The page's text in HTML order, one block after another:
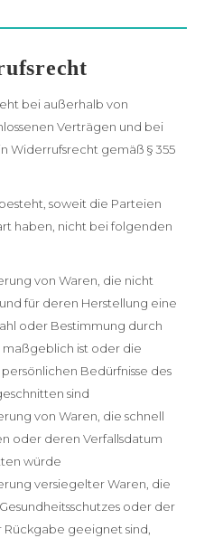
bei außerhalb von
Verträgen und bei
Widerrufsrecht gemäß § 355
soweit die Parteien
haben, nicht bei folgenden
von Waren, die nicht
für deren Herstellung eine
oder Bestimmung durch
ist oder die
Bedürfnisse des
sind
von Waren, die schnell
oder deren Verfallsdatum
würde
versiegelter Waren, die
oder der
geeignet sind,